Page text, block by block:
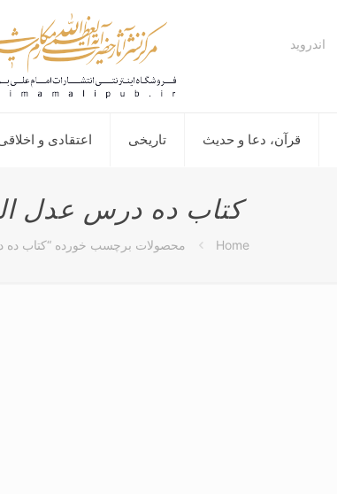
قرآن، دعا و حدیث تاریخی اعتقادی و
اندروید
کتاب ده درس عدل
Home محصولات برچسب خورده “کتاب ده